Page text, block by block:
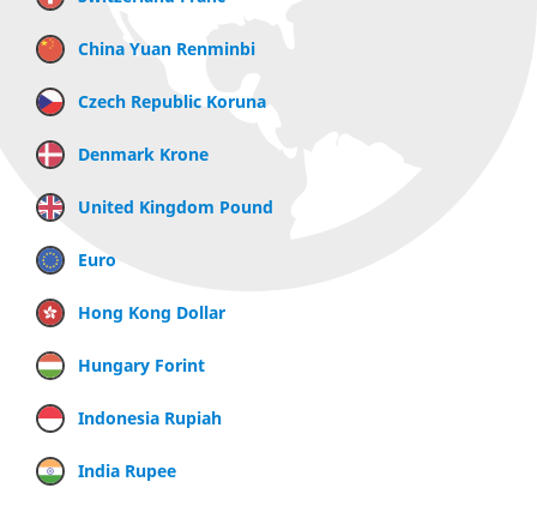
China Yuan Renminbi
Czech Republic Koruna
Denmark Krone
United Kingdom Pound
Euro
Hong Kong Dollar
Hungary Forint
Indonesia Rupiah
India Rupee